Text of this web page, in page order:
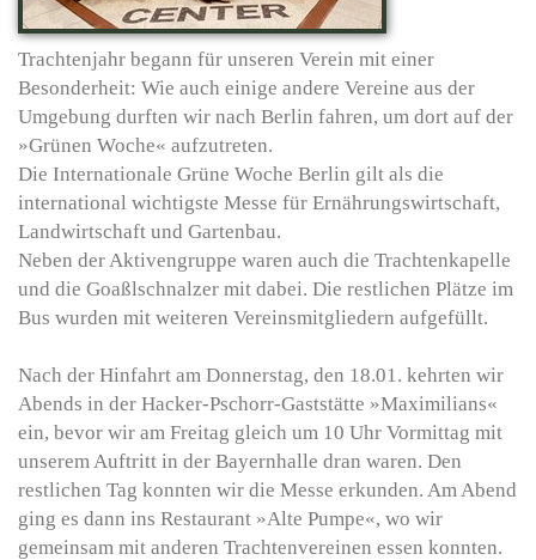
Trachtenjahr begann für unseren Verein mit einer
Besonderheit: Wie auch einige andere Vereine aus der
Umgebung durften wir nach Berlin fahren, um dort auf der
»Grünen Woche« aufzutreten.
Die Internationale Grüne Woche Berlin gilt als die
international wichtigste Messe für Ernährungswirtschaft,
Landwirtschaft und Gartenbau.
Neben der Aktivengruppe waren auch die Trachtenkapelle
und die Goaßlschnalzer mit dabei. Die restlichen Plätze im
Bus wurden mit weiteren Vereinsmitgliedern aufgefüllt.
Nach der Hinfahrt am Donnerstag, den 18.01. kehrten wir
Abends in der Hacker-Pschorr-Gaststätte »Maximilians«
ein, bevor wir am Freitag gleich um 10 Uhr Vormittag mit
unserem Auftritt in der Bayernhalle dran waren. Den
restlichen Tag konnten wir die Messe erkunden. Am Abend
ging es dann ins Restaurant »Alte Pumpe«, wo wir
gemeinsam mit anderen Trachtenvereinen essen konnten.